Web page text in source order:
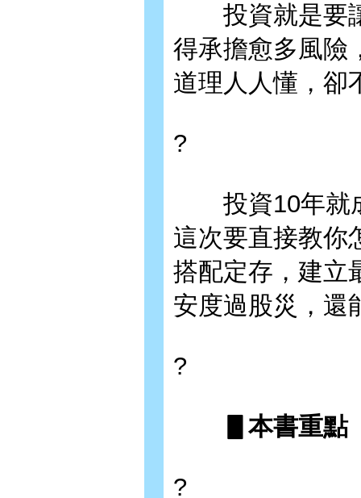
投資就是要讓
得承擔愈多風險
道理人人懂，卻
?
投資10年就成
這次要直接教你
搭配定存，建立
安度過股災，還
?
▋本書重點
?